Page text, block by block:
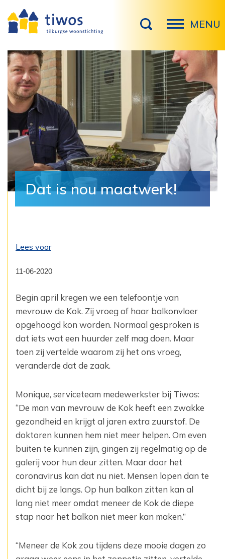
MENU
Dat is nou maatwerk!
Lees voor
11-06-2020
Begin april kregen we een telefoontje van
mevrouw de Kok. Zij vroeg of haar balkonvloer
opgehoogd kon worden. Normaal gesproken is
dat iets wat een huurder zelf mag doen. Maar
toen zij vertelde waarom zij het ons vroeg,
veranderde dat de zaak.
Monique, serviceteam medewerkster bij Tiwos:
“De man van mevrouw de Kok heeft een zwakke
gezondheid en krijgt al jaren extra zuurstof. De
doktoren kunnen hem niet meer helpen. Om even
buiten te kunnen zijn, gingen zij regelmatig op de
galerij voor hun deur zitten. Maar door het
coronavirus kan dat nu niet. Mensen lopen dan te
dicht bij ze langs. Op hun balkon zitten kan al
lang niet meer omdat meneer de Kok de diepe
stap naar het balkon niet meer kan maken.”
“Meneer de Kok zou tijdens deze mooie dagen zo